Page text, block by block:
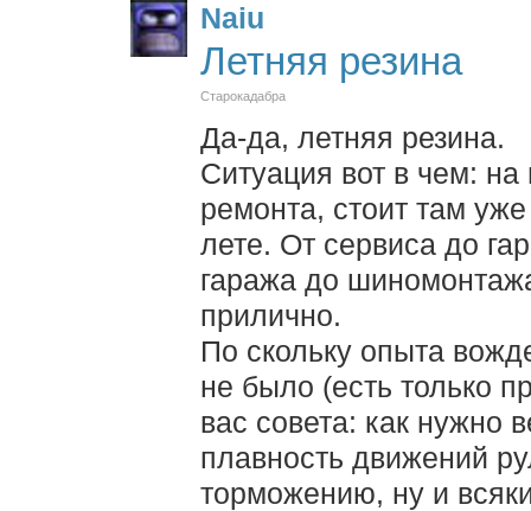
Naiu
Летняя резина
Старокадабра
Да-да, летняя резина.
Ситуация вот в чем:
ремонта, стоит там
лете. От сервиса до
гаража до
прилично.
По скольку опыта
не было (есть только
вас совета: как нужно
плавность движений
торможению, ну и